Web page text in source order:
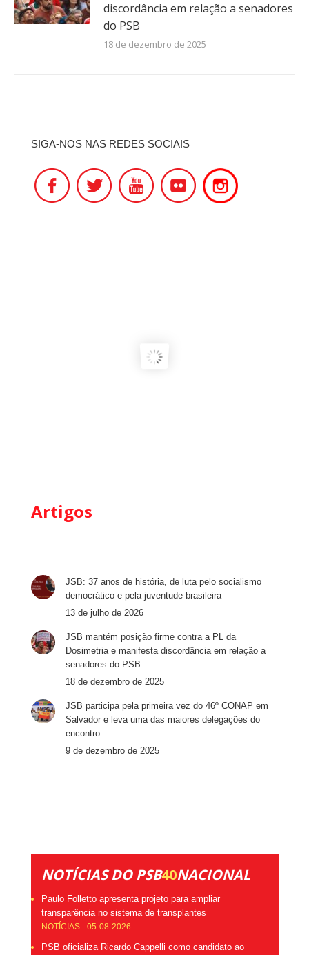
discordância em relação a senadores
do PSB
18 de dezembro de 2025
SIGA-NOS NAS REDES SOCIAIS
Artigos
JSB: 37 anos de história, de luta pelo socialismo
democrático e pela juventude brasileira
13 de julho de 2026
JSB mantém posição firme contra a PL da
Dosimetria e manifesta discordância em relação a
senadores do PSB
18 de dezembro de 2025
JSB participa pela primeira vez do 46º CONAP em
Salvador e leva uma das maiores delegações do
encontro
9 de dezembro de 2025
NOTÍCIAS DO PSB40NACIONAL
Paulo Folletto apresenta projeto para ampliar
transparência no sistema de transplantes
NOTÍCIAS - 05-08-2026
PSB oficializa Ricardo Cappelli como candidato ao